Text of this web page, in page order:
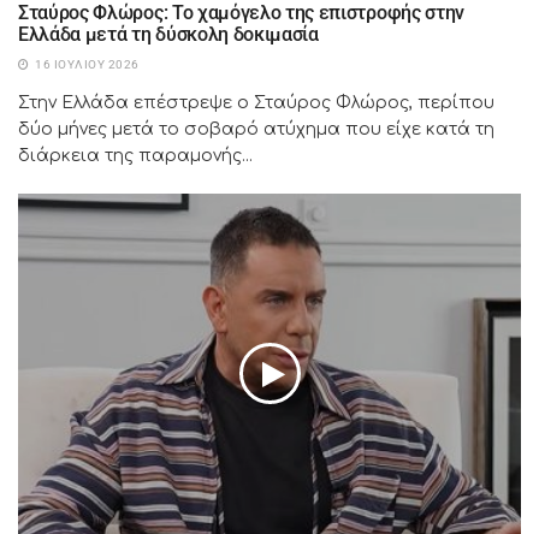
Σταύρος Φλώρος: Το χαμόγελο της επιστροφής στην
Ελλάδα μετά τη δύσκολη δοκιμασία
16 ΙΟΥΛΊΟΥ 2026
Στην Ελλάδα επέστρεψε ο Σταύρος Φλώρος, περίπου
δύο μήνες μετά το σοβαρό ατύχημα που είχε κατά τη
διάρκεια της παραμονής...